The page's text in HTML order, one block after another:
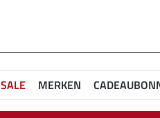
SALE MERKEN